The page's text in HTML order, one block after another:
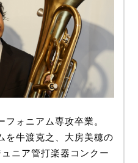
ォニアム専攻卒業。
を牛渡克之、大房美穂の
ニア管打楽器コンクー